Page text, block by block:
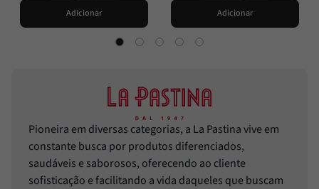
Adicionar Adicionar
Pioneira em diversas categorias, a La Pastina vive em
constante busca por produtos diferenciados,
saudáveis e saborosos, oferecendo ao cliente
sofisticação e facilitando a vida daqueles que buscam